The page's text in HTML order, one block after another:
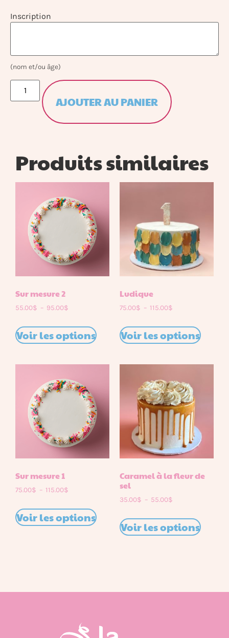
Inscription
(nom et/ou âge)
AJOUTER AU PANIER
Produits similaires
Sur mesure 2
55.00$ – 95.00$
Voir les options
Ludique
75.00$ – 115.00$
Voir les options
Sur mesure 1
75.00$ – 115.00$
Voir les options
Caramel à la fleur de
sel
35.00$ – 55.00$
Voir les options